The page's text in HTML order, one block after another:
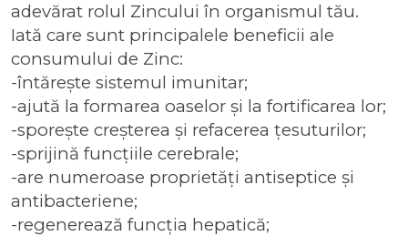
adevărat rolul Zincului în organismul tău.
Iată care sunt principalele beneficii ale
consumului de Zinc:
-întărește sistemul imunitar;
-ajută la formarea oaselor și la fortificarea lor;
-sporește creșterea și refacerea țesuturilor;
-sprijină funcțiile cerebrale;
-are numeroase proprietăți antiseptice și
antibacteriene;
-regenerează funcția hepatică;